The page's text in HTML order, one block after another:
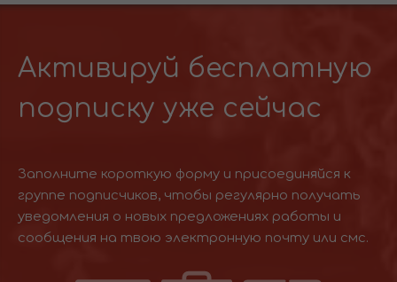
Активируй бесплатную
подписку уже сейчас
Заполните короткую форму и присоединяйся к
группе подписчиков, чтобы регулярно получать
уведомления о новых предложениях работы и
сообщения на твою электронную почту или смс.